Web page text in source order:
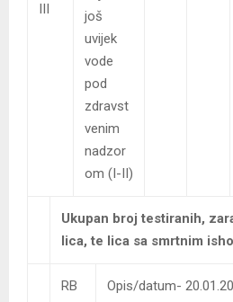
III
još
uvijek
vode
pod
zdravst
venim
nadzor
om (I-II)
Ukupan broj testiranih,
lica, te lica sa smrtnim
RB Opis/datum-